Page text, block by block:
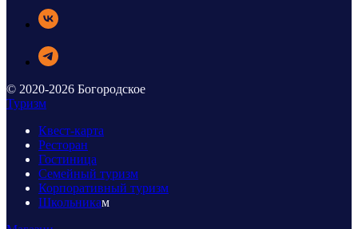
© 2020-2026 Богородское
Туризм
Квест-карта
Ресторан
Гостиница
Семейный туризм
Корпоративный туризм
Школьникам